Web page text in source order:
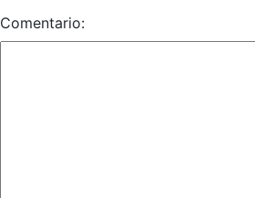
Comentario: